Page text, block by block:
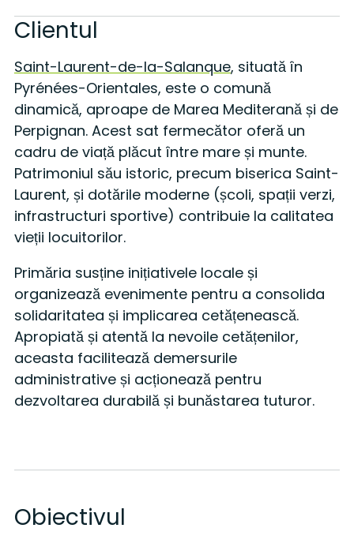
Clientul
Saint-Laurent-de-la-Salanque, situată în
Pyrénées-Orientales, este o comună
dinamică, aproape de Marea Mediterană și de
Perpignan. Acest sat fermecător oferă un
cadru de viață plăcut între mare și munte.
Patrimoniul său istoric, precum biserica Saint-
Laurent, și dotările moderne (școli, spații verzi,
infrastructuri sportive) contribuie la calitatea
vieții locuitorilor.
Primăria susține inițiativele locale și
organizează evenimente pentru a consolida
solidaritatea și implicarea cetățenească.
Apropiată și atentă la nevoile cetățenilor,
aceasta facilitează demersurile
administrative și acționează pentru
dezvoltarea durabilă și bunăstarea tuturor.
Obiectivul